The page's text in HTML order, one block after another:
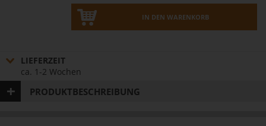
IN DEN WARENKORB
LIEFERZEIT
ca. 1-2 Wochen
PRODUKTBESCHREIBUNG